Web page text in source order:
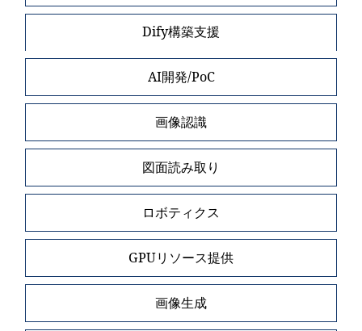
Dify構築支援
AI開発/PoC
画像認識
図面読み取り
ロボティクス
GPUリソース提供
画像生成